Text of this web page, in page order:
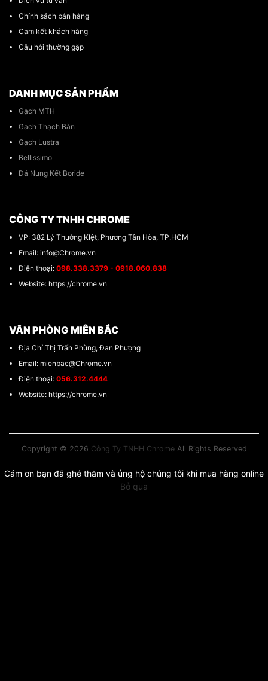
Chính sách bán hàng
Cam kết khách hàng
Câu hỏi thường gặp
DANH MỤC SẢN PHẨM
Gạch MTH
Gạch Thạch Bàn
Gạch Lustra
Bellissimo
Đá Nung Kết Boride
CÔNG TY TNHH CHROME
VP: 382 Lý Thường KIệt, Phương Tân Hòa, TP.HCM
Email: info@Chrome.vn
Điện thoại: 098.338.3379 - 0918.060.838
Website: https://chrome.vn
VĂN PHÒNG MIÊN BẮC
Địa Chỉ:Thị Trấn Phùng, Đan Phượng
Email: mienbac@Chrome.vn
Điện thoại: 056.312.4444
Website: https://chrome.vn
Copyright © 2026 Công Ty TNHH ChromeAll Rights Reserved
Cám ơn bạn đã ghé thăm và ủng hộ chúng tôi khi mua hàng online
Bỏ qua